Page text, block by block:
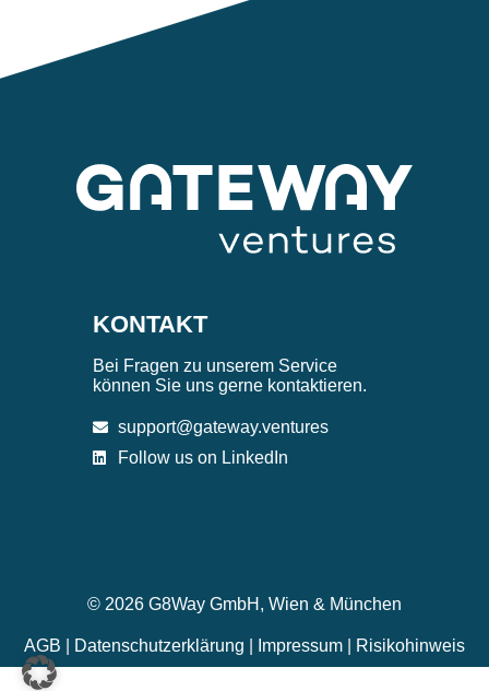
KONTAKT
Bei Fragen zu unserem Service
können Sie uns gerne kontaktieren.
support@gateway.ventures
Follow us on LinkedIn
© 2026 G8Way GmbH, Wien & München
AGB Datenschutzerklärung Impressum Risikohinweis